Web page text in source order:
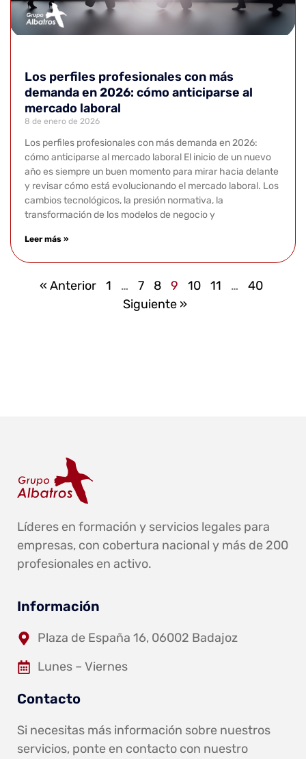
Los perfiles profesionales con más
demanda en 2026: cómo anticiparse al
mercado laboral
8 de enero de 2026
Los perfiles profesionales con más demanda en 2026:
cómo anticiparse al mercado laboral El inicio de un nuevo
año es siempre un buen momento para mirar hacia delante
y revisar cómo está evolucionando el mercado laboral. Los
cambios tecnológicos, la presión normativa, la
transformación de los modelos de negocio y
Leer más »
« Anterior 1 … 7 8 9 10 11 …
40
Siguiente »
Líderes en formación y servicios legales para
empresas, con cobertura nacional y más de 200
profesionales en activo.
Información
Plaza de España 16, 06002 Badajoz
Lunes – Viernes
Contacto
Si necesitas más información sobre nuestros
servicios, ponte en contacto con nuestro